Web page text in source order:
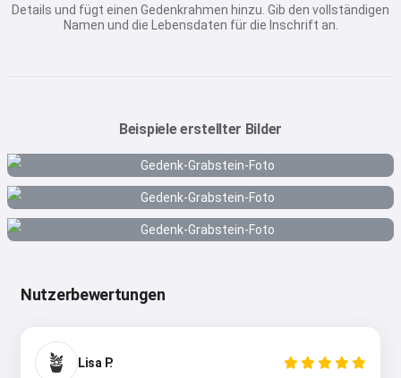
Details und fügt einen Gedenkrahmen hinzu. Gib den vollständigen
Namen und die Lebensdaten für die Inschrift an.
Beispiele erstellter Bilder
Nutzerbewertungen
🪴 Lisa P.